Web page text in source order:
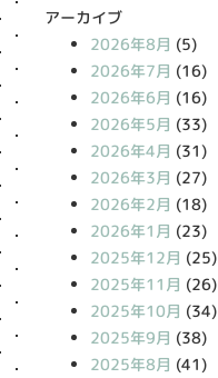
アーカイブ
2026年8月 (5)
2026年7月 (16)
2026年6月 (16)
2026年5月 (33)
2026年4月 (31)
2026年3月 (27)
2026年2月 (18)
2026年1月 (23)
2025年12月 (25)
2025年11月 (26)
2025年10月 (34)
2025年9月 (38)
2025年8月 (41)